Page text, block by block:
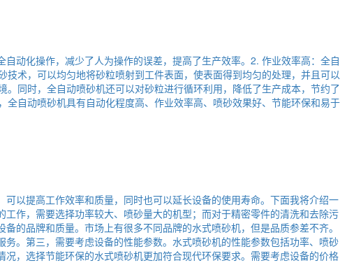
动化操作，减少了人为操作的误差，提高了生产效率。2. 作业效率高：全自
术，可以均匀地将砂粒喷射到工件表面，使表面得到均匀的处理，并且可以
同时，全自动喷砂机还可以对砂粒进行循环利用，降低了生产成本，节约了
自动喷砂机具有自动化程度高、作业效率高、喷砂效果好、节能环保和易于
以提高工作效率和质量，同时也可以延长设备的使用寿命。下面我将介绍一
作，需要选择功率较大、喷砂量大的机型；而对于精密零件的清洗和去除污
的品牌和质量。市场上有很多不同品牌的水式喷砂机，但是品质参差不齐。
。第三，需要考虑设备的性能参数。水式喷砂机的性能参数包括功率、喷砂
，选择节能环保的水式喷砂机更加符合现代环保要求。需要考虑设备的价格